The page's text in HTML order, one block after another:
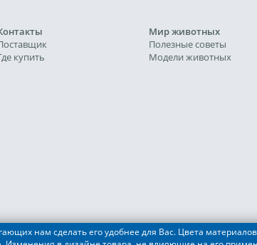
купить
Мир животных
Полезные советы
Модели животных
нам сделать его удобнее для Вас. Цвета